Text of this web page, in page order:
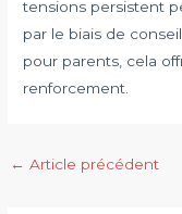
tensions persistent
par le biais de
pour parents, cela
renforcement.
Navigation
← Article précédent